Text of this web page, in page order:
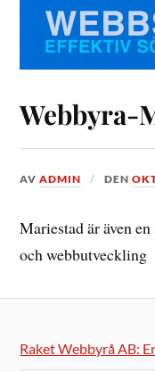
Webbyra-
AVADMIN DEN
Mariestad är även
och webbutveckling
Raket Webbyrå AB: